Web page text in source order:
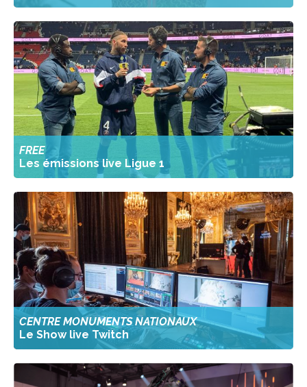
FREE
Les émissions live Ligue 1
CENTRE MONUMENTS NATIONAUX
Le Show live Twitch